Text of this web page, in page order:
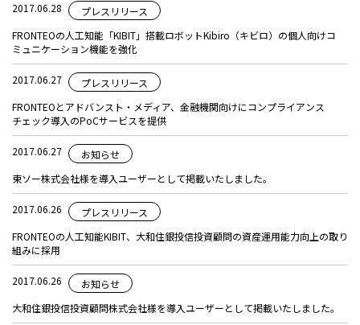
2017.06.28
プレスリリース
FRONTEOの人工知能「KIBIT」搭載ロボットKibiro（キビロ）の個人向けコ
ミュニケーション機能を強化
2017.06.27
プレスリリース
FRONTEOとアドバンスト・メディア、金融機関向けにコンプライアンス
チェック導入のPoCサービスを提供
2017.06.27
お知らせ
東ソー株式会社様を導入ユーザーとして掲載いたしました。
2017.06.26
プレスリリース
FRONTEOの人工知能KIBIT、大和住銀投信投資顧問の資産運用能力向上の取り
組みに採用
2017.06.26
お知らせ
大和住銀投信投資顧問株式会社様を導入ユーザーとして掲載いたしました。